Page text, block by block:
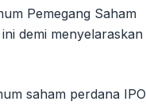
Pemegang Saham
demi menyelaraskan
saham perdana IPO